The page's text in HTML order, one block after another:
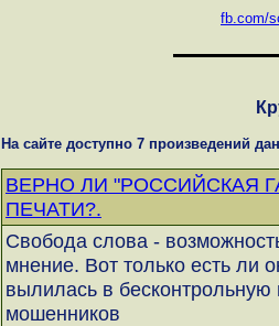
fb.com/
На сайте доступно 7 произведений
ВЕРНО ЛИ "РОССИЙСКАЯ
ПЕЧАТИ?.
Свобода слова -
мнение. Вот только есть ли
вылилась в
мошенников